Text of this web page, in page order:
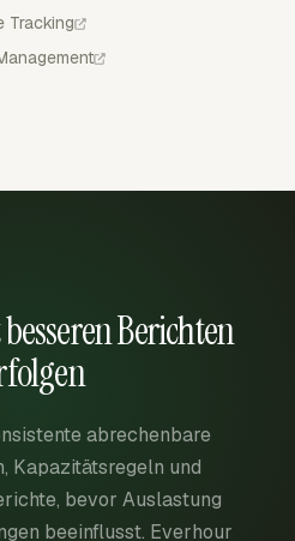
Tracking
Berichten
abrechenbare
Kapazitätsregeln und
bevor Auslastung
beeinflusst. Everhour